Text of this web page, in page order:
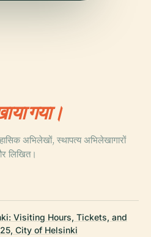
गया।
अभिलेखों, स्थापत्य अभिलेखागारों
लिखित।
Visiting Hours, Tickets, and
City of Helsinki